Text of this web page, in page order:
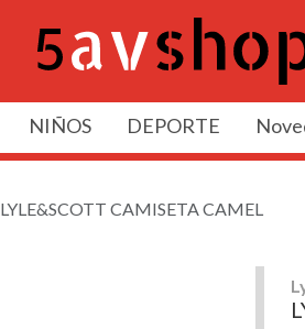
NIÑOS DEPORTE
LYLE&SCOTT CAMISETA CAMEL